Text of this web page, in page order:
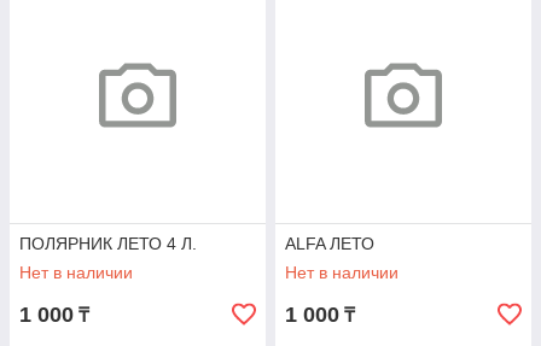
ПОЛЯРНИК ЛЕТО 4 Л.
Нет в наличии
1 000 ₸
ALFA ЛЕТО
Нет в наличии
1 000 ₸